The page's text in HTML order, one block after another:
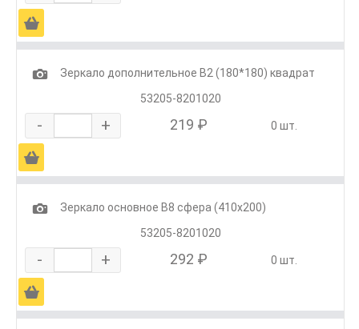
Ä
1
Зеркало дополнительное В2 (180*180) квадрат
53205-8201020
- + 219 ₽ 0 шт.
Ä
1
Зеркало основное В8 сфера (410х200)
53205-8201020
- + 292 ₽ 0 шт.
Ä